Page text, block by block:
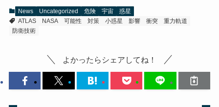
News Uncategorized 危険 宇宙
惑星
ATLAS
NASA 可能性 対策 小惑星 影響 衝突
重力軌道
防衛技術
よかったらシェアしてね！